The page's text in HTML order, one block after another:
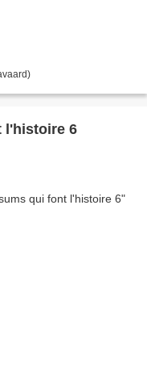
l'histoire 6